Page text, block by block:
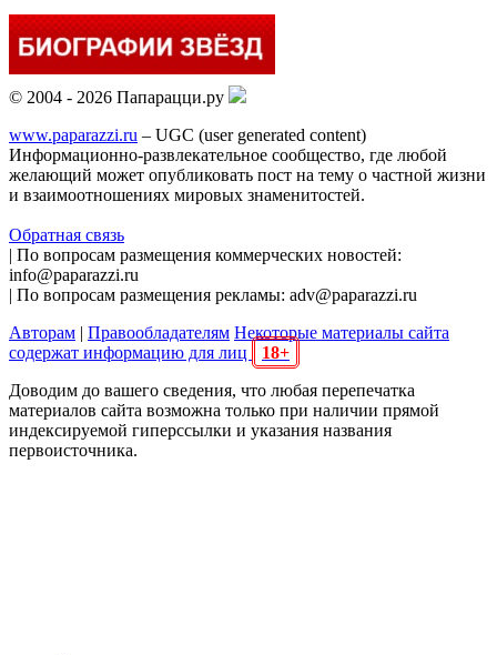
© 2004 - 2026 Папарацци.ру
www.paparazzi.ru – UGC (user generated content)
Информационно-развлекательное сообщество, где любой
желающий может опубликовать пост на тему о частной жизни
и взаимоотношениях мировых знаменитостей.
Обратная связь
| По вопросам размещения коммерческих новостей:
info@paparazzi.ru
| По вопросам размещения рекламы: adv@paparazzi.ru
Авторам | Правообладателям Некоторые материалы сайта
содержат информацию для лиц
18+
Доводим до вашего сведения, что любая перепечатка
материалов сайта возможна только при наличии прямой
индексируемой гиперссылки и указания названия
первоисточника.